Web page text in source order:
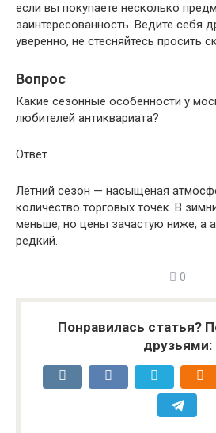
если вы покупаете несколько
заинтересованность. Ведите себя
уверенно, не стесняйтесь просить
Вопрос
Какие сезонные особенности у
любителей антиквариата?
Ответ
Летний сезон — насыщеная
количество торговых точек. В
меньше, но цены зачастую ниже, а
редкий.
0
Понравилась статья?
друзьями: